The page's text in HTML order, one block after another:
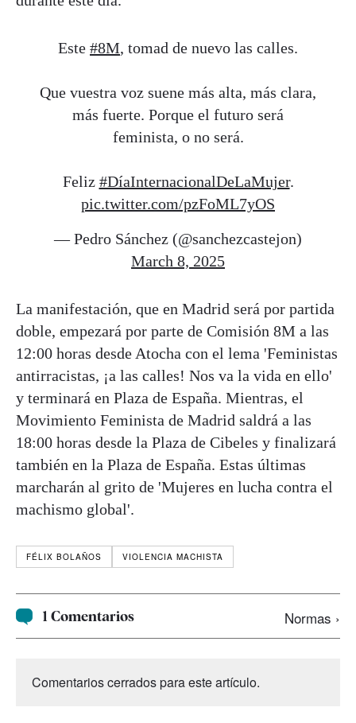
Este #8M, tomad de nuevo las calles.
Que vuestra voz suene más alta, más clara,
más fuerte. Porque el futuro será
feminista, o no será.
Feliz #DíaInternacionalDeLaMujer.
pic.twitter.com/pzFoML7yOS
— Pedro Sánchez (@sanchezcastejon)
March 8, 2025
La manifestación, que en Madrid será por partida
doble, empezará por parte de Comisión 8M a las
12:00 horas desde Atocha con el lema 'Feministas
antirracistas, ¡a las calles! Nos va la vida en ello'
y terminará en Plaza de España. Mientras, el
Movimiento Feminista de Madrid saldrá a las
18:00 horas desde la Plaza de Cibeles y finalizará
también en la Plaza de España. Estas últimas
marcharán al grito de 'Mujeres en lucha contra el
machismo global'.
FÉLIX BOLAÑOS VIOLENCIA MACHISTA
1 Comentarios Normas ›
Comentarios cerrados para este artículo.